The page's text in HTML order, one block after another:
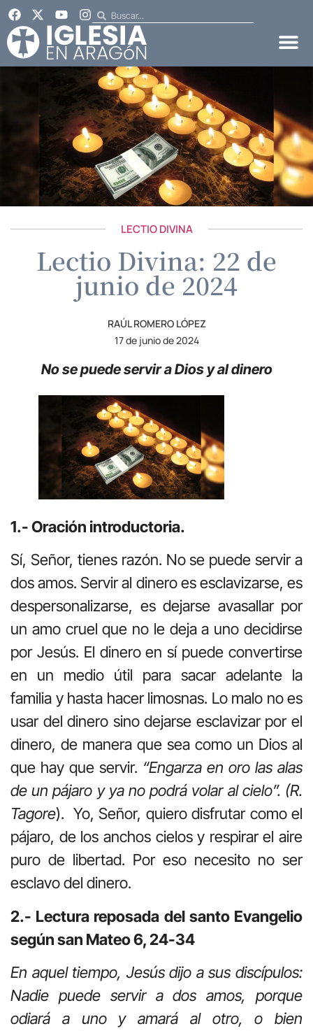
LECTIO DIVINA
Lectio Divina: 22 de
junio de 2024
RAÚL ROMERO LÓPEZ
17 de junio de 2024
No se puede servir a Dios y al dinero
1.- Oración introductoria.
Sí, Señor, tienes razón. No se puede servir a
dos amos. Servir al dinero es esclavizarse, es
despersonalizarse, es dejarse avasallar por
un amo cruel que no le deja a uno decidirse
por Jesús. El dinero en sí puede convertirse
en un medio útil para sacar adelante la
familia y hasta hacer limosnas. Lo malo no es
usar del dinero sino dejarse esclavizar por el
dinero, de manera que sea como un Dios al
que hay que servir. “Engarza en oro las alas
de un pájaro y ya no podrá volar al cielo”. (R.
Tagore). Yo, Señor, quiero disfrutar como el
pájaro, de los anchos cielos y respirar el aire
puro de libertad. Por eso necesito no ser
esclavo del dinero.
2.- Lectura reposada del santo Evangelio
según san Mateo 6, 24-34
En aquel tiempo, Jesús dijo a sus discípulos:
Nadie puede servir a dos amos, porque
odiará a uno y amará al otro, o bien